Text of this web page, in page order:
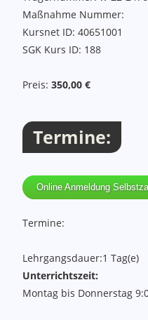
Maßnahme Nummer:
Kursnet ID: 40651001
SGK Kurs ID: 188
Preis: 350,00 €
Termine:
Online Anmeldung
Termine:
Lehrgangsdauer:1 Tag(e)
Unterrichtszeit:
Montag bis Donnerstag